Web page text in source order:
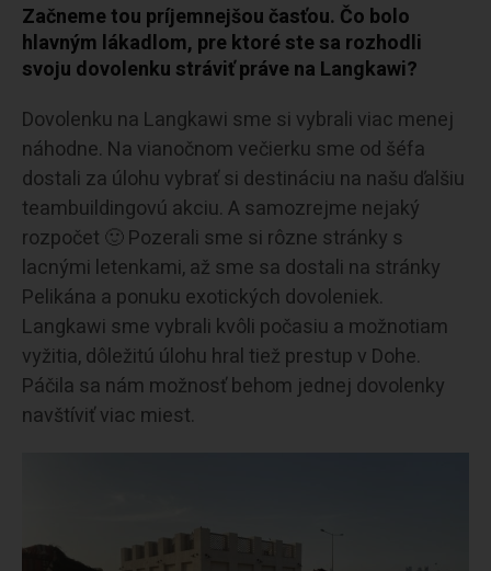
Začneme tou príjemnejšou časťou. Čo bolo
hlavným lákadlom, pre ktoré ste sa rozhodli
svoju dovolenku stráviť práve na Langkawi?
Dovolenku na Langkawi sme si vybrali viac menej
náhodne. Na vianočnom večierku sme od šéfa
dostali za úlohu vybrať si destináciu na našu ďalšiu
teambuildingovú akciu. A samozrejme nejaký
rozpočet 🙂 Pozerali sme si rôzne stránky s
lacnými letenkami, až sme sa dostali na stránky
Pelikána a ponuku exotických dovoleniek.
Langkawi sme vybrali kvôli počasiu a možnotiam
vyžitia, dôležitú úlohu hral tiež prestup v Dohe.
Páčila sa nám možnosť behom jednej dovolenky
navštíviť viac miest.